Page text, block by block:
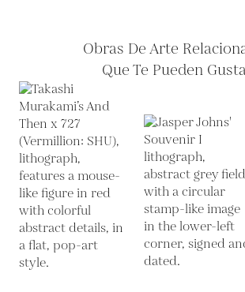
Obras De Arte
Que Te Pueden